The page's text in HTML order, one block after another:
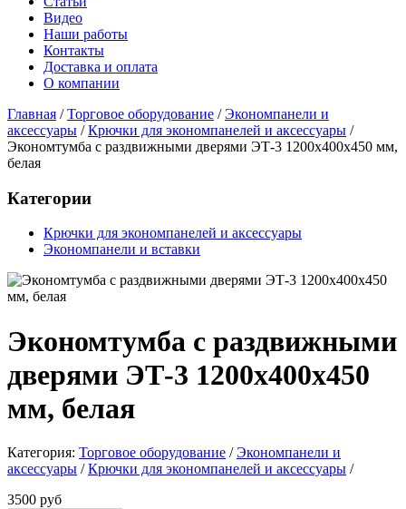
Видео
Наши работы
Контакты
Доставка и оплата
О компании
Главная / Торговое оборудование / Экономпанели и
аксессуары / Крючки для экономпанелей и аксессуары /
Экономтумба с раздвижными дверями ЭТ-3 1200х400х450 мм,
белая
Категории
Крючки для экономпанелей и аксессуары
Экономпанели и вставки
Экономтумба с раздвижными
дверями ЭТ-3 1200х400х450
мм, белая
Категория: Торговое оборудование / Экономпанели и
аксессуары / Крючки для экономпанелей и аксессуары /
3500 руб